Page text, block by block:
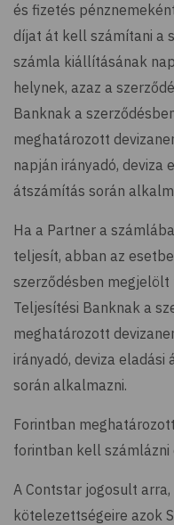
és fizetés
díjat át kell számítani a
számla kiállításának
helynek, azaz a
Banknak a
meghatározott
napján irányadó,
átszámítás során
Ha a Partner a
teljesít, abban az
szerződésben
Teljesítési Banknak a
meghatározott
irányadó, deviza
során alkalmazni.
Forintban
forintban kell számlázni
A Contstar jogosult
kötelezettségeire azok